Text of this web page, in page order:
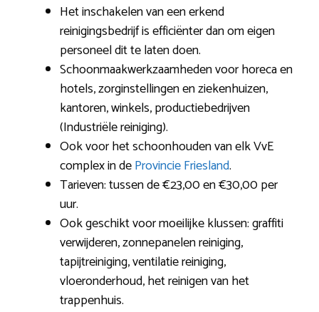
Het inschakelen van een erkend
reinigingsbedrijf is efficiënter dan om eigen
personeel dit te laten doen.
Schoonmaakwerkzaamheden voor horeca en
hotels, zorginstellingen en ziekenhuizen,
kantoren, winkels, productiebedrijven
(Industriële reiniging).
Ook voor het schoonhouden van elk VvE
complex in deProvincie Friesland.
Tarieven: tussen de €23,00 en €30,00 per
uur.
Ook geschikt voor moeilijke klussen: graffiti
verwijderen, zonnepanelen reiniging,
tapijtreiniging, ventilatie reiniging,
vloeronderhoud, het reinigen van het
trappenhuis.